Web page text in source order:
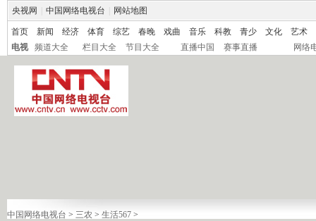
央视网 中国网络电视台 网站地图
首页 新闻 经济 体育 综艺 春晚 戏曲 音乐 科教 青少 文化
艺术
电视
频道大全 栏目大全 节目大全 直播中国 赛事直播 网络
中国网络电视台 > 三农 > 生活567 >